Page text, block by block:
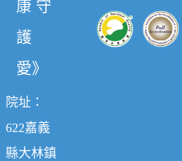
康 守
護
愛》
院址：
622嘉義
縣大林鎮